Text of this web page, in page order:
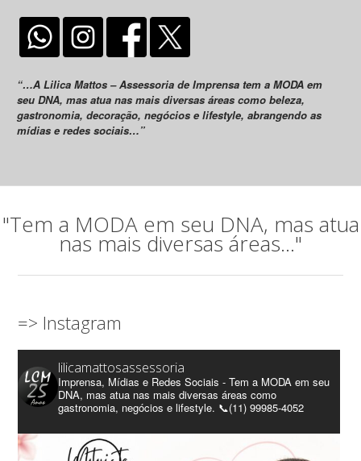
“…A Lilica Mattos – Assessoria de Imprensa tem a MODA em
seu DNA, mas atua nas mais diversas áreas como beleza,
gastronomia, decoração, negócios e lifestyle, abrangendo as
mídias e redes sociais…”
"Tem a MODA em seu DNA, mas atua
nas mais diversas áreas..."
=> Instagram
lilicamattosassessoria
Imprensa, Mídias e Redes Sociais - Tem a MODA em seu
DNA, mas atua nas mais diversas áreas como
gastronomia, negócios e lifestyle. 📞(11) 99985-4052